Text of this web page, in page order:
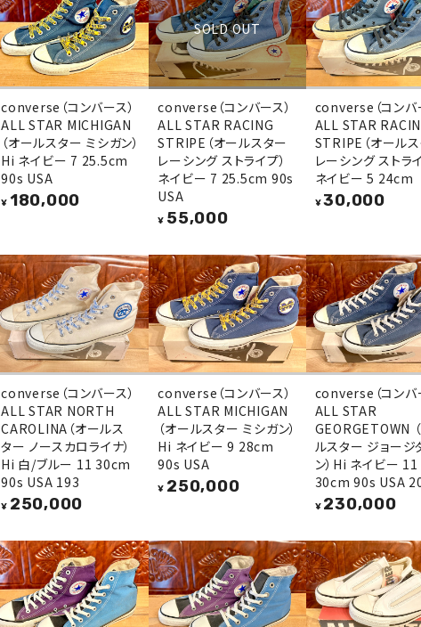
converse（コンバース）
ALL STAR MICHIGAN
（オールスター ミシガン）
Hi ネイビー 7 25.5cm
90s USA
¥ 180,000
SOLD OUT
converse（コンバース）
ALL STAR RACING
STRIPE（オールスター
レーシング ストライプ）
ネイビー 7 25.5cm 90s
USA
¥ 55,000
converse（コンバ
ALL STAR
STRIPE（オール
レーシング ストライ
ネイビー 5 24cm
¥ 30,000
converse（コンバース）
ALL STAR NORTH
CAROLINA（オールス
ター ノースカロライナ）
Hi 白/ブルー 11 30cm
90s USA 193
¥ 250,000
converse（コンバース）
ALL STAR MICHIGAN
（オールスター ミシガン）
Hi ネイビー 9 28cm
90s USA
¥ 250,000
converse（コンバ
ALL STAR
GEORGETOWN
ルスター ジョージ
ン）Hi ネイビー 11
30cm 90s USA
¥ 230,000